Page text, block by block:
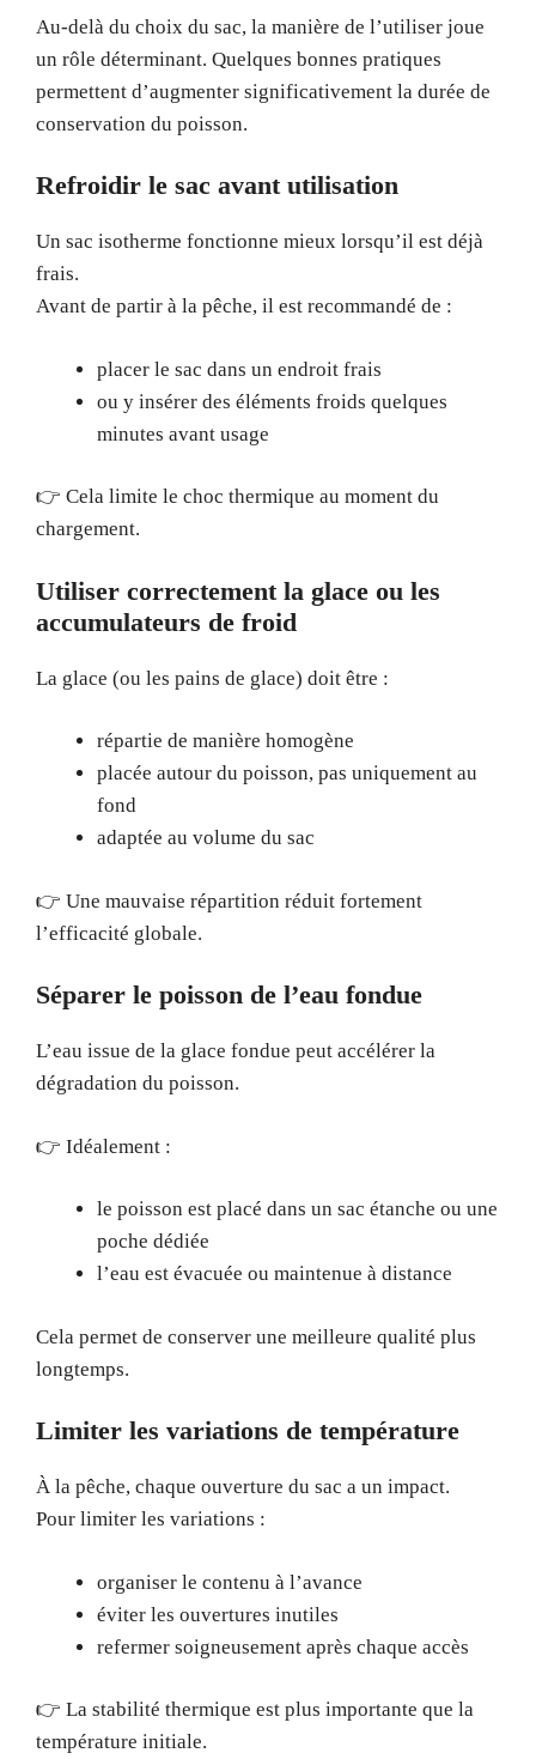
Au-delà du choix du sac, la manière de l’utiliser joue
un rôle déterminant. Quelques bonnes pratiques
permettent d’augmenter significativement la durée de
conservation du poisson.
Refroidir le sac avant utilisation
Un sac isotherme fonctionne mieux lorsqu’il est déjà
frais.
Avant de partir à la pêche, il est recommandé de :
placer le sac dans un endroit frais
ou y insérer des éléments froids quelques
minutes avant usage
👉 Cela limite le choc thermique au moment du
chargement.
Utiliser correctement la glace ou les
accumulateurs de froid
La glace (ou les pains de glace) doit être :
répartie de manière homogène
placée autour du poisson, pas uniquement au
fond
adaptée au volume du sac
👉 Une mauvaise répartition réduit fortement
l’efficacité globale.
Séparer le poisson de l’eau fondue
L’eau issue de la glace fondue peut accélérer la
dégradation du poisson.
👉 Idéalement :
le poisson est placé dans un sac étanche ou une
poche dédiée
l’eau est évacuée ou maintenue à distance
Cela permet de conserver une meilleure qualité plus
longtemps.
Limiter les variations de température
À la pêche, chaque ouverture du sac a un impact.
Pour limiter les variations :
organiser le contenu à l’avance
éviter les ouvertures inutiles
refermer soigneusement après chaque accès
👉 La stabilité thermique est plus importante que la
température initiale.